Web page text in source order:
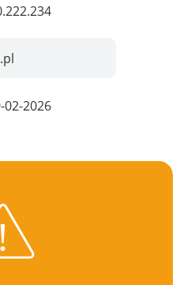
02-2026